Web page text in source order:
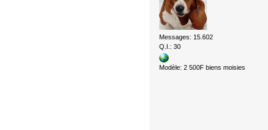
Messages: 15.602
Q.I.: 30
Modèle: 2 500F biens moisies